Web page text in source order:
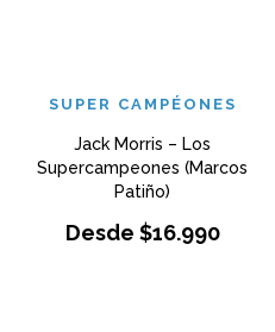
SUPER CAMPÉONES
Jack Morris – Los
Supercampeones (Marcos
Patiño)
Desde $16.990